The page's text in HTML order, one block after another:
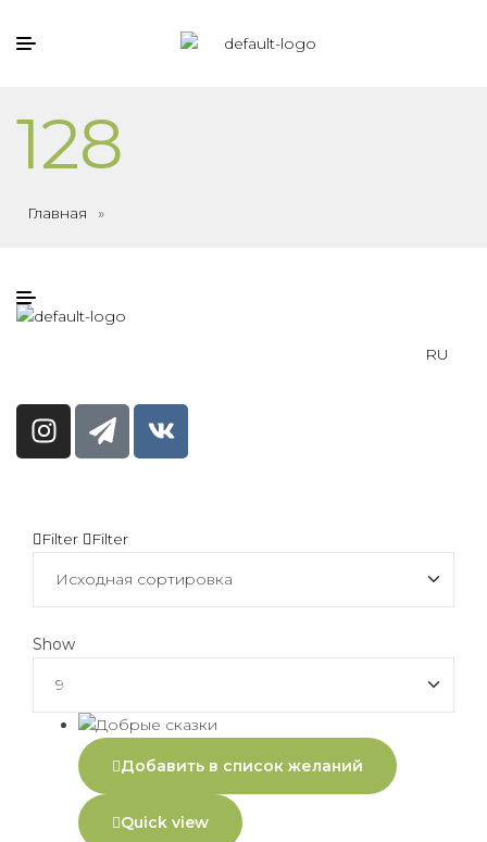
128
Главная »
RU
Filter Filter
Show
Добавить в список желаний
Quick view